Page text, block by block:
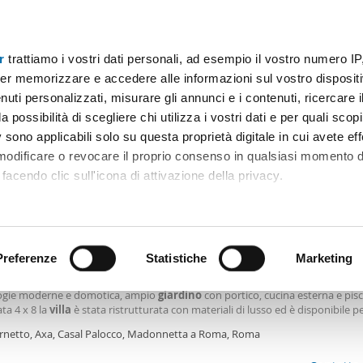
trattiamo i vostri dati personali, ad esempio il vostro numero
memorizzare e accedere alle informazioni sul vostro
personalizzati, misurare gli annunci e i contenuti, ricercare
possibilità di scegliere chi utilizza i vostri dati e per quali
applicabili solo su questa proprietà digitale in cui avete
o revocare il proprio consenso in qualsiasi momento
clic sull'icona di attivazione della privacy.
scansionandolo attivamente alla ricerca di caratteristiche
elaborati i tuoi dati personali e imposta le tue preferenze
il tuo consenso in qualsiasi momento dalla Dichiarazione
contenuti ed annunci, per fornire funzionalità dei
Statistiche Marketing
Prezzo Superficie Locali Più filtri - 2
ostia Roma
Ordine Mioaffitto
con piscina Infernetto, axa, casal palocco, madonnetta a
moderne e domotica, ampiogiardinocon portico, cucina esterna e
4 x 8 la villa è stata ristrutturata con materiali di lusso ed è disponibile
commerciali e
Axa, Casal Palocco, Madonnetta a Roma, Roma